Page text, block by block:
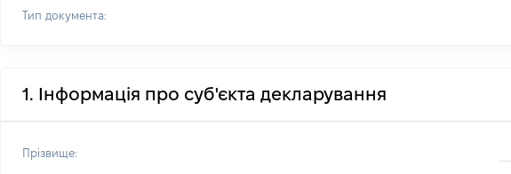
Тип документа:
1. Інформація про суб'єкта декларування
Прізвище: